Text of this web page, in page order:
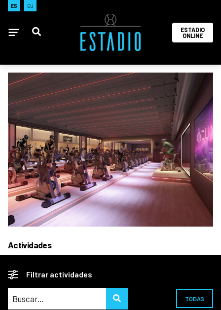
ES EU
ESTADIO
ONLINE
Actividades
Filtrar actividades
TODAS